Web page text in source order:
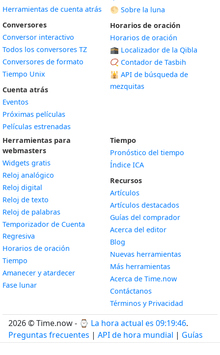
Herramientas de cuenta atrás
Conversores
Conversor interactivo
Todos los conversores TZ
Conversores de formato
Tiempo Unix
Cuenta atrás
Eventos
Próximas películas
Películas estrenadas
🌕 Sobre la luna
Horarios de oración
Horarios de oración
🕋 Localizador de la Qibla
📿 Contador de Tasbih
🕌 API de búsqueda de
mezquitas
Herramientas para
webmasters
Widgets gratis
Reloj analógico
Reloj digital
Reloj de texto
Reloj de palabras
Temporizador de Cuenta
Regresiva
Horarios de oración
Tiempo
Amanecer y atardecerWidget
Fase lunarWidget
Tiempo
Pronóstico del tiempo
Índice ICA
Recursos
Artículos
Artículos destacados
Guías del comprador
Acerca del editor
Blog
Nuevas herramientas
Más herramientas
Acerca de Time.now
Contáctanos
Términos y Privacidad
2026 © Time.now - ⌚ La hora actual es 09:19:47.
Preguntas frecuentes | API de hora mundial | Guías